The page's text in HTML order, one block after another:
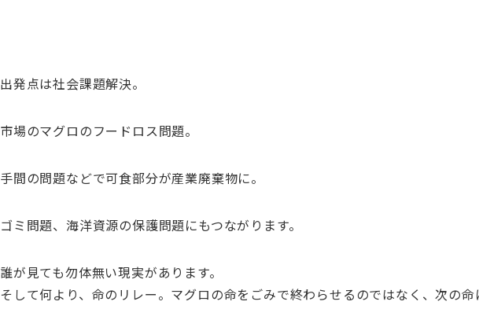
出発点は社会課題解決。
市場のマグロのフードロス問題。
手間の問題などで可食部分が産業廃棄物に。
ゴミ問題、 海洋資源の保護問題にもつながります。
誰が見ても勿体無い現実があります。
そして何より、命のリレー。 マグロの命をごみで終わらせるのではなく、次の